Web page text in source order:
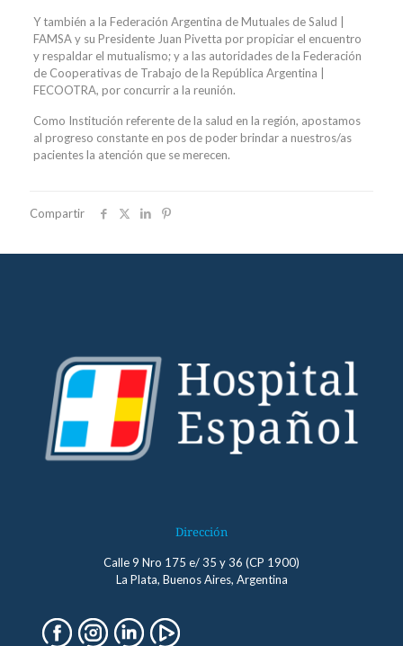
Y también a la Federación Argentina de Mutuales de Salud |
FAMSA y su Presidente Juan Pivetta por propiciar el encuentro
y respaldar el mutualismo; y a las autoridades de la Federación
de Cooperativas de Trabajo de la República Argentina |
FECOOTRA, por concurrir a la reunión.
Como Institución referente de la salud en la región, apostamos
al progreso constante en pos de poder brindar a nuestros/as
pacientes la atención que se merecen.
Compartir
Dirección
Calle 9 Nro 175 e/ 35 y 36 (CP 1900)
La Plata, Buenos Aires, Argentina